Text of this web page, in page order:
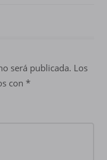
será publicada. Los
con *